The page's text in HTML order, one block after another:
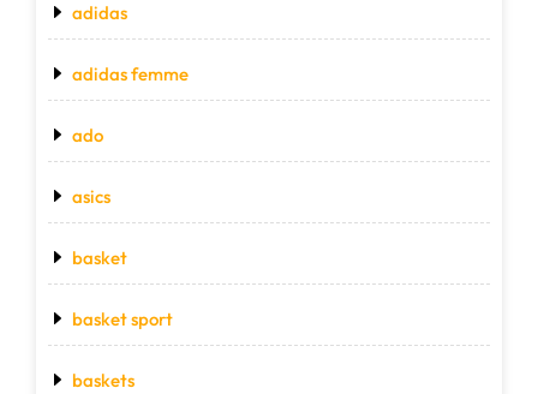
adidas
adidas femme
ado
asics
basket
basket sport
baskets